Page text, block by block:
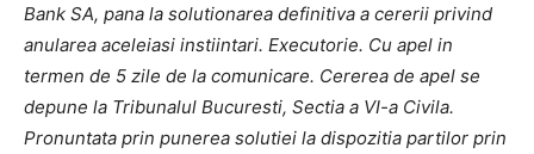
Bank SA, pana la solutionarea definitiva a cererii privind
anularea aceleiasi instiintari. Executorie. Cu apel in
termen de 5 zile de la comunicare. Cererea de apel se
depune la Tribunalul Bucuresti, Sectia a VI-a Civila.
Pronuntata prin punerea solutiei la dispozitia partilor prin